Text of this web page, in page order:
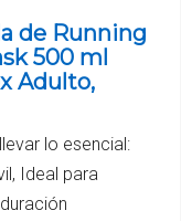
de Running
500 ml
Adulto,
lo esencial:
Ideal para